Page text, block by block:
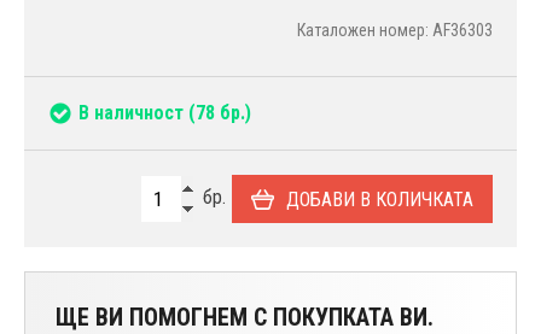
Каталожен номер: AF36303
В наличност (78 бр.)
бр. ДОБАВИ В КОЛИЧКАТА
ЩЕ ВИ ПОМОГНЕМ С ПОКУПКАТА ВИ.